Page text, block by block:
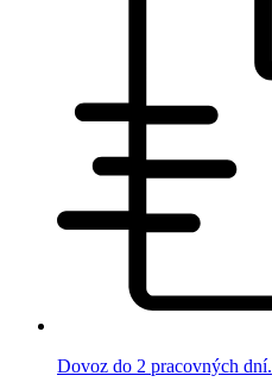
Dovoz do 2 pracovných dní.